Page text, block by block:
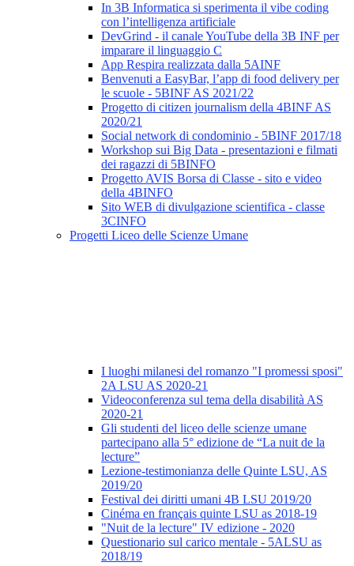
In 3B Informatica si sperimenta il vibe coding
con l’intelligenza artificiale
DevGrind - il canale YouTube della 3B INF per
imparare il linguaggio C
App Respira realizzata dalla 5AINF
Benvenuti a EasyBar, l’app di food delivery per
le scuole - 5BINF AS 2021/22
Progetto di citizen journalism della 4BINF AS
2020/21
Social network di condominio - 5BINF 2017/18
Workshop sui Big Data - presentazioni e filmati
dei ragazzi di 5BINFO
Progetto AVIS Borsa di Classe - sito e video
della 4BINFO
Sito WEB di divulgazione scientifica - classe
3CINFO
Progetti Liceo delle Scienze Umane
I luoghi milanesi del romanzo "I promessi sposi"
2A LSU AS 2020-21
Videoconferenza sul tema della disabilità AS
2020-21
Gli studenti del liceo delle scienze umane
partecipano alla 5° edizione de “La nuit de la
lecture”
Lezione-testimonianza delle Quinte LSU, AS
2019/20
Festival dei diritti umani 4B LSU 2019/20
Cinéma en français quinte LSU as 2018-19
"Nuit de la lecture" IV edizione - 2020
Questionario sul carico mentale - 5ALSU as
2018/19